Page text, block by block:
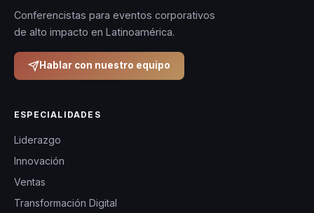
Conferencistas para eventos corporativos
de alto impacto en Latinoamérica.
Hablar con nuestro equipo
ESPECIALIDADES
Liderazgo
Innovación
Ventas
Transformación Digital